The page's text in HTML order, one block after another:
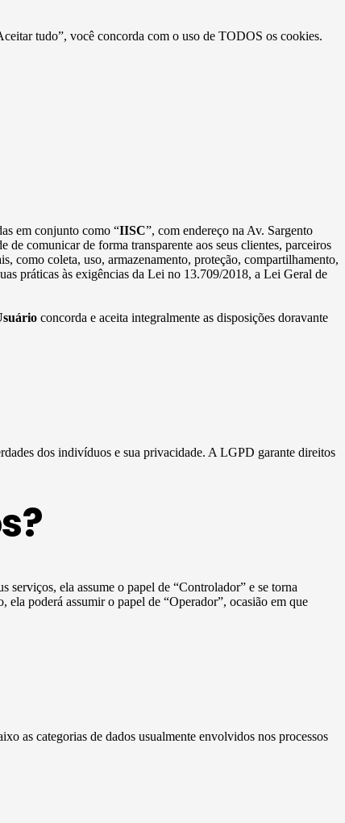
tudo”, você concorda com o uso de TODOS os cookies.
em conjunto como “IISC”, com endereço na Av. Sargento
de comunicar de forma transparente aos seus clientes, parceiros
como coleta, uso, armazenamento, proteção, compartilhamento,
práticas às exigências da Lei no 13.709/2018, a Lei Geral de
concorda e aceita integralmente as disposições doravante
dos indivíduos e sua privacidade. A LGPD garante direitos
serviços, ela assume o papel de “Controlador” e se torna
ela poderá assumir o papel de “Operador”, ocasião em que
as categorias de dados usualmente envolvidos nos processos